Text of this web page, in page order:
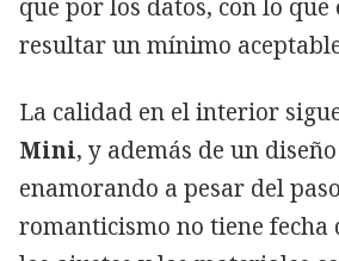
que por los datos, con lo que
resultar un mínimo
La calidad en el interior
Mini, y además de un
enamorando a pesar del
romanticismo no tiene fecha